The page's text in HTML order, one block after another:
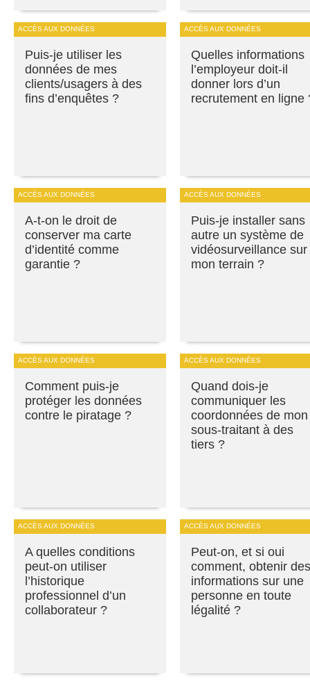
ACCÈS AUX DONNÉES
Puis-je utiliser les
données de mes
clients/usagers à des
fins d’enquêtes ?
ACCÈS AUX DONNÉES
Quelles informations
l’employeur doit-il
donner lors d’un
recrutement en ligne
ACCÈS AUX DONNÉES
A-t-on le droit de
conserver ma carte
d’identité comme
garantie ?
ACCÈS AUX DONNÉES
Puis-je installer sans
autre un système de
vidéosurveillance sur
mon terrain ?
ACCÈS AUX DONNÉES
Comment puis-je
protéger les données
contre le piratage ?
ACCÈS AUX DONNÉES
Quand dois-je
communiquer les
coordonnées de mon
sous-traitant à des
tiers ?
ACCÈS AUX DONNÉES
A quelles conditions
peut-on utiliser
l’historique
professionnel d’un
collaborateur ?
ACCÈS AUX DONNÉES
Peut-on, et si oui
comment, obtenir des
informations sur une
personne en toute
légalité ?